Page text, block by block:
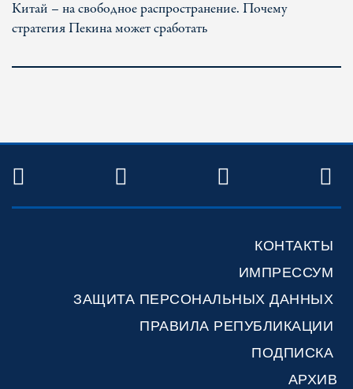
Китай – на свободное распространение. Почему
стратегия Пекина может сработать
TWITTER FACEBOOKYOUTUBE
КОНТАКТЫ
ИМПРЕССУМ
ЗАЩИТА ПЕРСОНАЛЬНЫХ ДАННЫХ
ПРАВИЛА РЕПУБЛИКАЦИИ
ПОДПИСКА
АРХИВ